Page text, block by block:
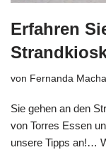
Erfahren
von Fernanda
Sie gehen an den
von Torres Essen
unsere Tipps an!…